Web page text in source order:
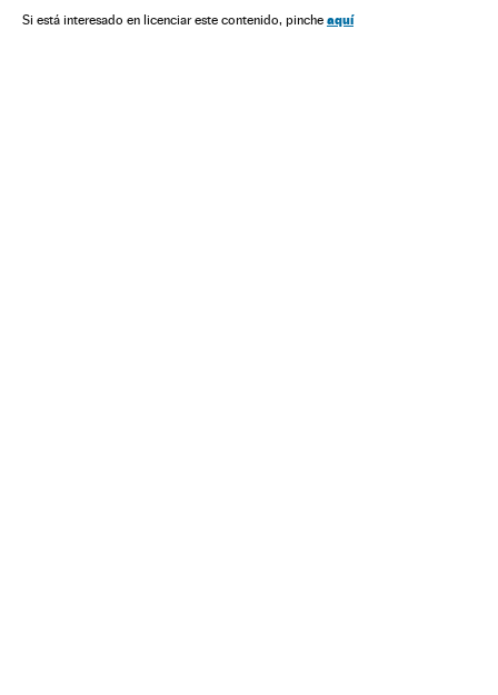
Si está interesado en licenciar este contenido, pinche aquí